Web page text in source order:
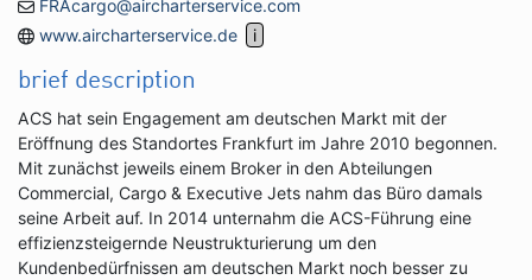
FRAcargo@aircharterservice.com
www.aircharterservice.de
brief description
ACS hat sein Engagement am deutschen Markt mit der
Eröffnung des Standortes Frankfurt im Jahre 2010 begonnen.
Mit zunächst jeweils einem Broker in den Abteilungen
Commercial, Cargo & Executive Jets nahm das Büro damals
seine Arbeit auf. In 2014 unternahm die ACS-Führung eine
effizienzsteigernde Neustrukturierung um den
Kundenbedürfnissen am deutschen Markt noch besser zu